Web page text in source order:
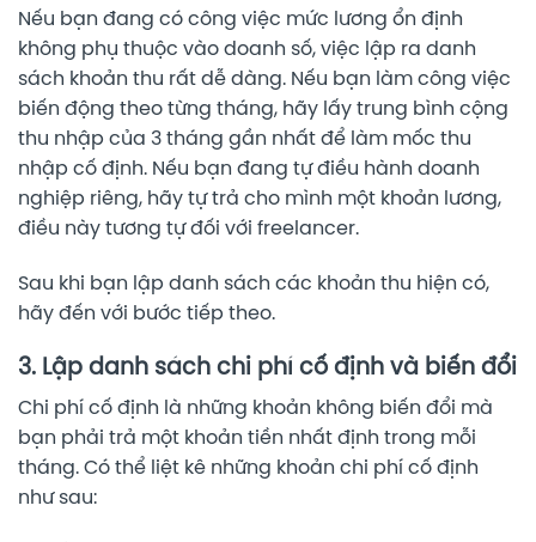
Nếu bạn đang có công việc mức lương ổn định
không phụ thuộc vào doanh số, việc lập ra danh
sách khoản thu rất dễ dàng. Nếu bạn làm công việc
biến động theo từng tháng, hãy lấy trung bình cộng
thu nhập của 3 tháng gần nhất để làm mốc thu
nhập cố định. Nếu bạn đang tự điều hành doanh
nghiệp riêng, hãy tự trả cho mình một khoản lương,
điều này tương tự đối với freelancer.
Sau khi bạn lập danh sách các khoản thu hiện có,
hãy đến với bước tiếp theo.
3. Lập danh sách chi phí cố định và biến đổi
Chi phí cố định là những khoản không biến đổi mà
bạn phải trả một khoản tiền nhất định trong mỗi
tháng. Có thể liệt kê những khoản chi phí cố định
như sau: